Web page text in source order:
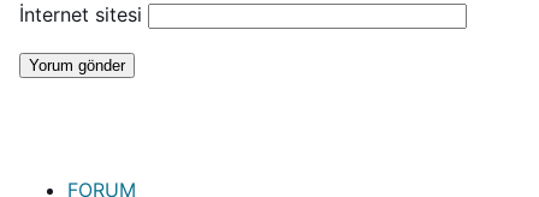
İnternet sitesi
FORUM